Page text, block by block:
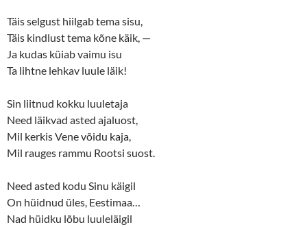
Täis selgust hiilgab tema sisu,
Täis kindlust tema kõne käik, —
Ja kudas küiab vaimu isu
Ta lihtne lehkav luule läik!
Sin liitnud kokku luuletaja
Need läikvad asted ajaluost,
Mil kerkis Vene võidu kaja,
Mil rauges rammu Rootsi suost.
Need asted kodu Sinu käigil
On hüidnud üles, Eestimaa…
Nad hüidku lõbu luuleläigil